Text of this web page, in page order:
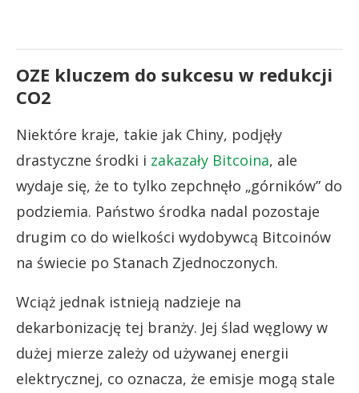
OZE kluczem do sukcesu w redukcji
CO2
Niektóre kraje, takie jak Chiny, podjęły
drastyczne środki i zakazały Bitcoina, ale
wydaje się, że to tylko zepchnęło „górników” do
podziemia. Państwo środka nadal pozostaje
drugim co do wielkości wydobywcą Bitcoinów
na świecie po Stanach Zjednoczonych.
Wciąż jednak istnieją nadzieje na
dekarbonizację tej branży. Jej ślad węglowy w
dużej mierze zależy od używanej energii
elektrycznej, co oznacza, że emisje mogą stale